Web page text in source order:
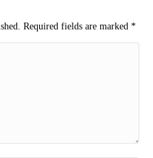
Required fields are marked *